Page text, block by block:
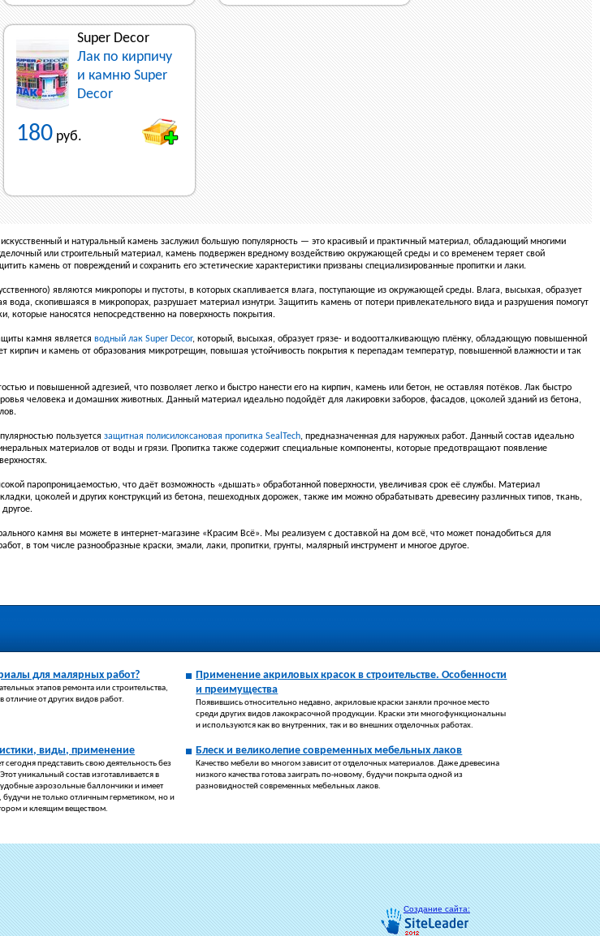
Super Decor
Лак по кирпичу
и камню Super
Decor
180 руб.
искусственный и натуральный камень заслужил большую популярность — это красивый и практичный материал, обладающий многими
или строительный материал, камень подвержен вредному воздействию окружающей среды и со временем теряет свой
камень от повреждений и сохранить его эстетические характеристики призваны специализированные пропитки и лаки.
являются микропоры и пустоты, в которых скапливается влага, поступающие из окружающей среды. Влага, высыхая, образует
вода, скопившаяся в микропорах, разрушает материал изнутри. Защитить камень от потери привлекательного вида и разрушения помогут
которые наносятся непосредственно на поверхность покрытия.
камня является водный лак Super Decor, который, высыхая, образует грязе- и водоотталкивающую плёнку, обладающую повышенной
кирпич и камень от образования микротрещин, повышая устойчивость покрытия к перепадам температур, повышенной влажности и так
и повышенной адгезией, что позволяет легко и быстро нанести его на кирпич, камень или бетон, не оставляя потёков. Лак быстро
человека и домашних животных. Данный материал идеально подойдёт для лакировки заборов, фасадов, цоколей зданий из бетона,
пользуется защитная полисилоксановая пропитка SealTech, предназначенная для наружных работ. Данный состав идеально
материалов от воды и грязи. Пропитка также содержит специальные компоненты, которые предотвращают появление
паропроницаемостью, что даёт возможность «дышать» обработанной поверхности, увеличивая срок её службы. Материал
цоколей и других конструкций из бетона, пешеходных дорожек, также им можно обрабатывать древесину различных типов, ткань,
камня вы можете в интернет-магазине«Красим Всё». Мы реализуем с доставкой на дом всё, что может понадобиться для
в том числе разнообразные краски, эмали, лаки, пропитки, грунты, малярный инструмент и многое другое.
для малярных работ?
этапов ремонта или строительства,
отличие от других видов работ.
Применение акриловых красок в строительстве. Особенности
и преимущества
Появившись относительно недавно, акриловые краски заняли прочное место
среди других видов лакокрасочной продукции. Краски эти многофункциональны
и используются как во внутренних, так и во внешних отделочных работах.
виды, применение
представить свою деятельность без
уникальный состав изготавливается в
аэрозольные баллончики и имеет
не только отличным герметиком, но и
и клеящим веществом.
Блеск и великолепие современных мебельных лаков
Качество мебели во многом зависит от отделочных материалов. Даже древесина
низкого качества готова заиграть по-новому, будучи покрыта одной из
разновидностей современных мебельных лаков.
Создание сайта: